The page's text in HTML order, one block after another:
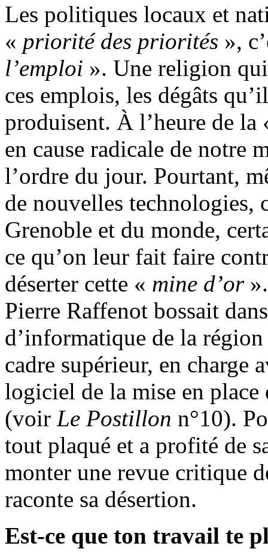
Les politiques locaux et
« priorité des priorités »,
l’emploi ». Une religion
ces emplois, les dégâts
produisent. À l’heure de la
en cause radicale de notre
l’ordre du jour. Pourtant,
de nouvelles technologies,
Grenoble et du monde,
ce qu’on leur fait faire
déserter cette « mine d’or».
Pierre Raffenot bossait
d’informatique de la
cadre supérieur, en charge
logiciel de la mise en
(voir Le Postillon n°10).
tout plaqué et a profité de
monter une revue critique
raconte sa désertion.
Est-ce que ton travail te